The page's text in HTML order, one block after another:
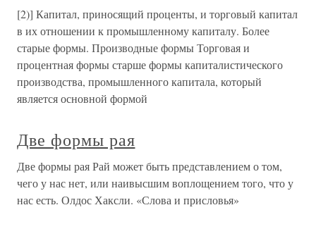
[2)] Капитал, приносящий проценты, и торговый капитал
в их отношении к промышленному капиталу. Более
старые формы. Производные формы Торговая и
процентная формы старше формы капиталистического
производства, промышленного капитала, который
является основной формой
Две формы рая
Две формы рая Рай может быть представлением о том,
чего у нас нет, или наивысшим воплощением того, что у
нас есть. Олдос Хаксли. «Слова и присловья»